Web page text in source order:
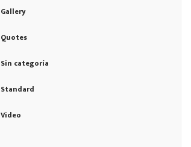
Gallery
Quotes
Sin categoría
Standard
Video